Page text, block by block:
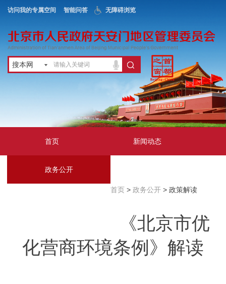
访问我的专属空间 智能问答 无障碍浏览
搜本网
首页 新闻动态
政务公开
首页> 政务公开> 政策解读
《北京市优
化营商环境条例》解读